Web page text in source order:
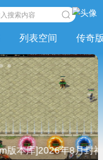
列表空间 传奇
[Gm版本库]2026年8月封神昆仑巅单职业传奇版本|